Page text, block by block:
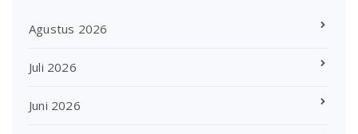
Agustus 2026
Juli 2026
Juni 2026